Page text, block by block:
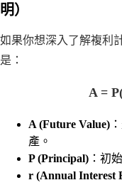
明）
如果你想深入了解複利
是：
A =
A (Future Value)
產。
P (Principal) ：初
r (Annual Interest